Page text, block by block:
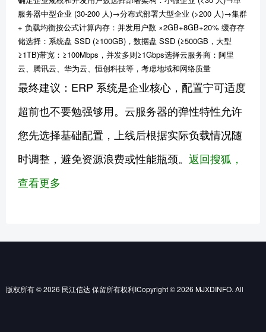
服务器中型企业 (30-200 人)→分布式部署大型企业 (>200 人)→集群
+ 负载均衡按公式计算内存：并发用户数 ×2GB+8GB+20% 缓存存
储选择：系统盘 SSD (≥100GB)，数据盘 SSD (≥500GB，大型
≥1TB)带宽：≥100Mbps，并发多则≥1Gbps选择云服务商：阿里
云、腾讯云、华为云、恒创科技等，考虑地域和网络质量
最终建议：ERP 系统是企业核心，配置宁可适度
超前也不要勉强够用。云服务器的弹性特性允许
您先选择基础配置，上线后根据实际负载情况随
时调整，避免资源浪费或性能瓶颈。 返回搜狐，
查看更多
版权所有 © 2026 民江信达 保留所有权利ICopyright © 2026 MJXDINFO. All